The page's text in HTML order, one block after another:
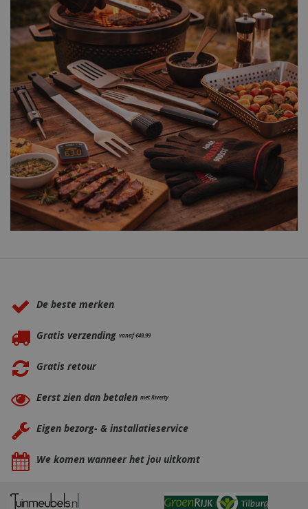
De beste merken
Gratis verzending vanaf €49,99
Gratis retour
Eerst zien dan betalen met Riverty
Eigen bezorg- & installatieservice
We komen wanneer het jou uitkomt